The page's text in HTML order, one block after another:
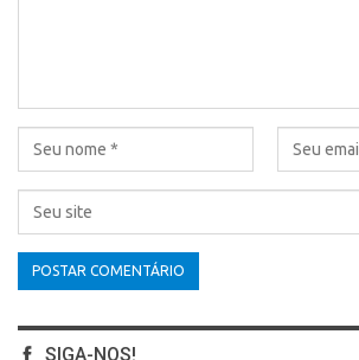
SIGA-NOS!